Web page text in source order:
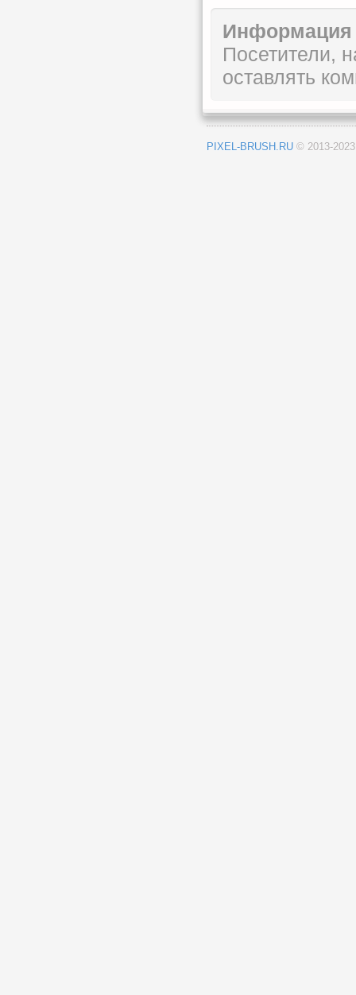
Информация
Посетители,
оставлять
PIXEL-BRUSH.RU © 2013-